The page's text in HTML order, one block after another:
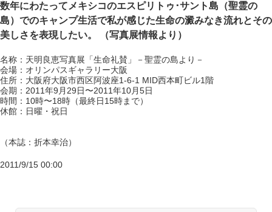
数年にわたってメキシコのエスピリトゥ･サント島（聖霊の
島）でのキャンプ生活で私が感じた生命の澱みなき流れとその
美しさを表現したい。 （写真展情報より）
名称：天明良恵写真展「生命礼賛」－聖霊の島より－
会場：オリンパスギャラリー大阪
住所：大阪府大阪市西区阿波座1-6-1 MID西本町ビル1階
会期：2011年9月29日〜2011年10月5日
時間：10時〜18時（最終日15時まで）
休館：日曜・祝日
（本誌：折本幸治）
2011/9/15 00:00